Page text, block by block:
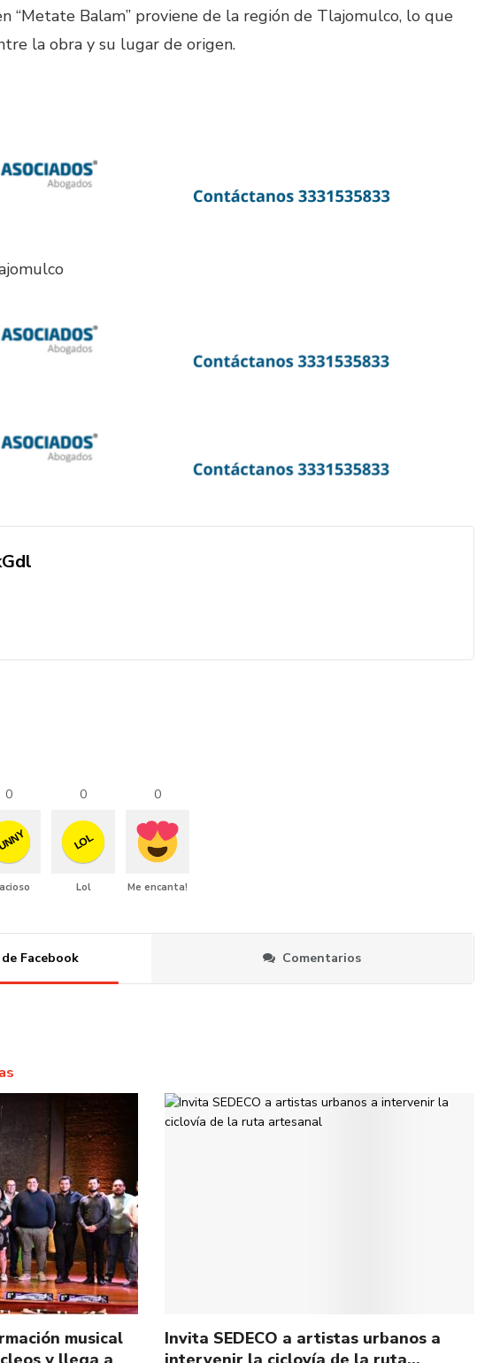
“Metate Balam” proviene de la región de Tlajomulco, lo que
la obra y su lugar de origen.
0 0
LOL
Lol
0
Me encanta!
Facebook Comentarios
musical
Invita SEDECO a artistas urbanos a